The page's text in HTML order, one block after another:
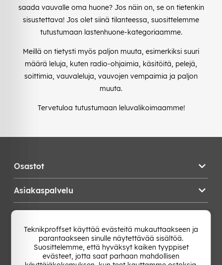
saada vauvalle oma huone? Jos näin on, se on tietenkin
sisustettava! Jos olet siinä tilanteessa, suosittelemme
tutustumaan lastenhuone-kategoriaamme.
Meillä on tietysti myös paljon muuta, esimerkiksi suuri
määrä leluja, kuten radio-ohjaimia, käsitöitä, pelejä,
soittimia, vauvaleluja, vauvojen vempaimia ja paljon
muuta.
Tervetuloa tutustumaan leluvalikoimaamme!
Osastot
Asiakaspalvelu
Vaihda Maa
Teknikproffset käyttää evästeitä mukauttaakseen ja
parantaakseen sinulle näytettävää sisältöä.
Suosittelemme, että hyväksyt kaiken tyyppiset
evästeet, jotta saat parhaan mahdollisen